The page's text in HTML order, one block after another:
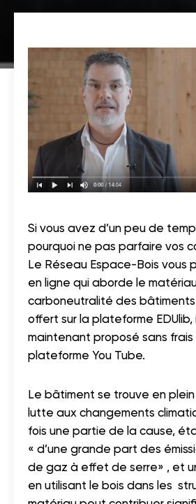
Si vous avez d’un peu de
pourquoi ne pas parfaire vos
Le Réseau Espace-Bois vous
en ligne qui aborde le
carboneutralité des
offert sur la plateforme EDUlib,
maintenant proposé sans frais
plateforme You Tube.
Le bâtiment se trouve en
lutte aux changements
fois une partie de la cause,
« d’une grande part des
de gaz à effet de serre» , et
en utilisant le bois dans les